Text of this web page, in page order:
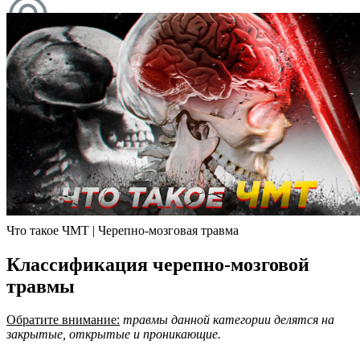
Что такое ЧМТ | Черепно-мозговая травма
Классификация черепно-мозговой
травмы
Обратите внимание: травмы данной категории делятся на
закрытые, открытые и проникающие.